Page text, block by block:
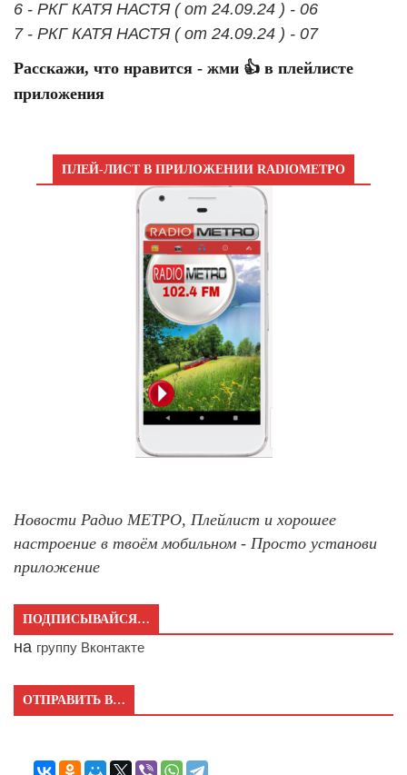
6 - РКГ КАТЯ НАСТЯ ( от 24.09.24 ) - 06
7 - РКГ КАТЯ НАСТЯ ( от 24.09.24 ) - 07
Расскажи, что нравится - жми 👍 в плейлисте
приложения
ПЛЕЙ-ЛИСТ В ПРИЛОЖЕНИИ RADIOМЕТРО
Новости Радио МЕТРО, Плейлист и хорошее
настроение в твоём мобильном - Просто установи
приложение
ПОДПИСЫВАЙСЯ…
на группу Вконтакте
ОТПРАВИТЬ В…